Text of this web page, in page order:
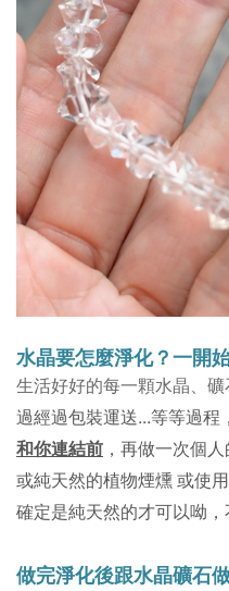
水晶要怎麼淨化？一開
生活好好的每一顆水晶、
過經過包裝運送...等等過程，
和你連結前 ，再做一次個
或純天然的植物煙燻 或使
確定是純天然的才可以呦
做完淨化後跟水晶礦石